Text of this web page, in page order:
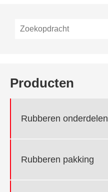
Producten
Rubberen onderdelen
Rubberen pakking